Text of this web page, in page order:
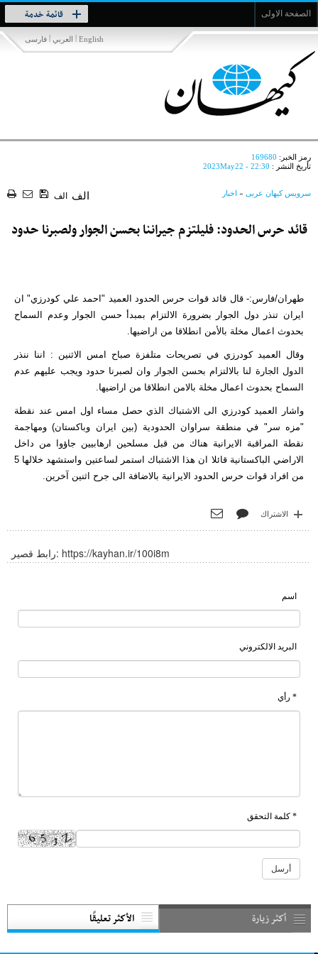
الصفحة الاولى قائمة خدمة
Toggle
navigation
فارسی | العربي | English
رمز الخبر: 169680
تأريخ النشر : 2023May22 - 22:30
سرویس کیهان عربی » اخبار الف الف
قائد حرس الحدود: فليلتزم جيراننا بحسن الجوار ولصبرنا حدود
طهران/فارس:- قال قائد قوات حرس الحدود العميد "احمد علي كودرزي" ان
ايران تنذر دول الجوار بضرورة الالتزام بمبدأ حسن الجوار وعدم السماح
بحدوث اعمال مخلة بالأمن انطلاقا من اراضيها.
وقال العميد كودرزي في تصريحات متلفزة صباح امس الاثنين : اننا ننذر
الدول الجارة لنا بالالتزام بحسن الجوار وان لصبرنا حدود ويجب عليهم عدم
السماح بحدوث اعمال مخلة بالامن انطلاقا من اراضيها.
واشار العميد كودرزي الى الاشتباك الذي حصل مساء اول امس عند نقطة
"مزه سر" في منطقة سراوان الحدودية (بين ايران وباكستان) ومهاجمة
نقطة المراقبة الايرانية هناك من قبل مسلحين ارهابيين جاؤوا من داخل
الاراضي الباكستانية قائلا ان هذا الاشتباك استمر لساعتين واستشهد خلالها 5
من افراد قوات حرس الحدود الايرانية بالاضافة الى جرح اثنين آخرين.
الاشتراك
رابط قصير: https://kayhan.ir/100i8m
اسم
البريد الالكتروني
* رأي
* كلمة التحقق
أكثر زيارة الأكثر تعليقًا